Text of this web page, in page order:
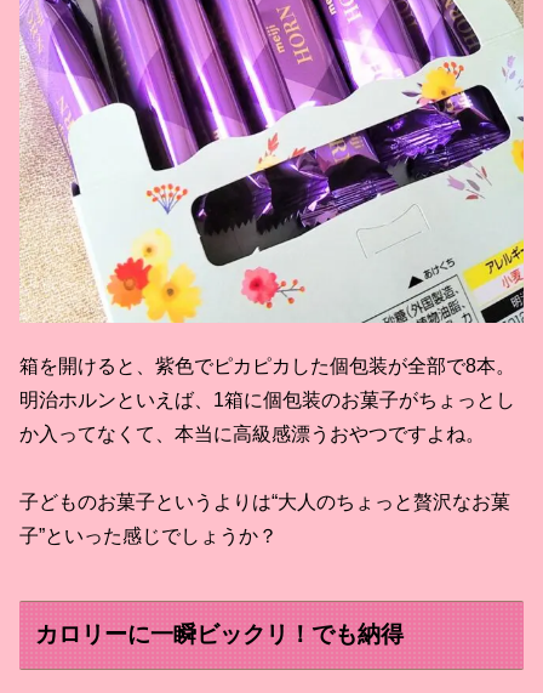
箱を開けると、紫色でピカピカした個包装が全部で8本。
明治ホルンといえば、1箱に個包装のお菓子がちょっとし
か入ってなくて、本当に高級感漂うおやつですよね。
子どものお菓子というよりは“大人のちょっと贅沢なお菓
子”といった感じでしょうか？
カロリーに一瞬ビックリ！でも納得